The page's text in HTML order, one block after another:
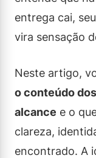
entrega cai,
vira sensação
Neste artigo,
o conteúdo
alcance e o
clareza,
encontrado. A